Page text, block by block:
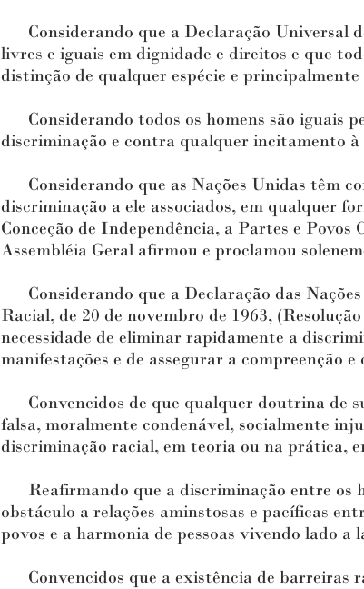
Considerando que a Declaração Universal
livres e iguais em dignidade e direitos e que
distinção de qualquer espécie e
Considerando todos os homens são iguais
discriminação e contra qualquer incitamento
Considerando que as Nações Unidas têm
discriminação a ele associados, em qualquer
Conceção de Independência, a Partes e Povos
Assembléia Geral afirmou e proclamou
Considerando que a Declaração das
Racial, de 20 de novembro de 1963,
necessidade de eliminar rapidamente a
manifestações e de assegurar a compreenção
Convencidos de que qualquer doutrina de
falsa, moralmente condenável, socialmente
discriminação racial, em teoria ou na prática,
Reafirmando que a discriminação entre os
obstáculo a relações aminstosas e pacíficas
povos e a harmonia de pessoas vivendo lado
Convencidos que a existência de barreiras